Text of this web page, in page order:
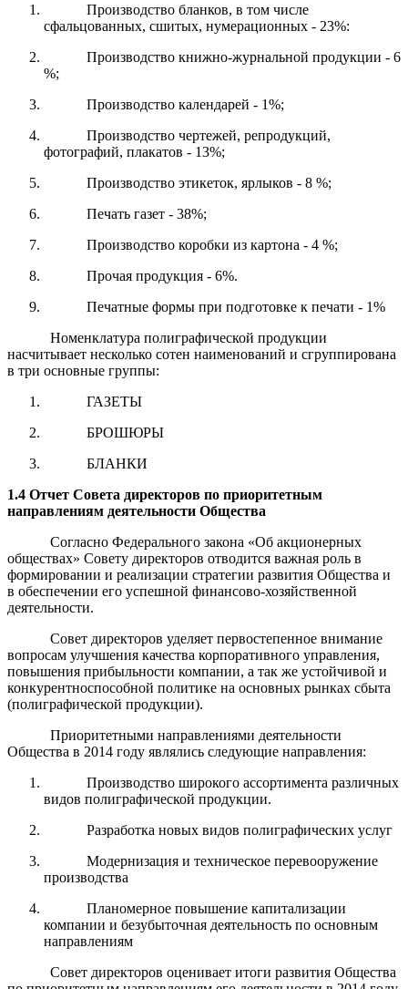
Производство бланков, в том числе
сфальцованных, сшитых, нумерационных - 23%:
Производство книжно-журнальной продукции - 6
%;
Производство календарей - 1%;
Производство чертежей, репродукций,
фотографий, плакатов - 13%;
Производство этикеток, ярлыков - 8 %;
Печать газет - 38%;
Производство коробки из картона - 4 %;
Прочая продукция - 6%.
Печатные формы при подготовке к печати - 1%
Номенклатура полиграфической продукции
насчитывает несколько сотен наименований и сгруппирована
в три основные группы:
ГАЗЕТЫ
БРОШЮРЫ
БЛАНКИ
1.4 Отчет Совета директоров по приоритетным
направлениям деятельности Общества
Согласно Федерального закона «Об акционерных
обществах» Совету директоров отводится важная роль в
формировании и реализации стратегии развития Общества и
в обеспечении его успешной финансово-хозяйственной
деятельности.
Совет директоров уделяет первостепенное внимание
вопросам улучшения качества корпоративного управления,
повышения прибыльности компании, а так же устойчивой и
конкурентноспособной политике на основных рынках сбыта
(полиграфической продукции).
Приоритетными направлениями деятельности
Общества в 2014 году являлись следующие направления:
Производство широкого ассортимента различных
видов полиграфической продукции.
Разработка новых видов полиграфических услуг
Модернизация и техническое перевооружение
производства
Планомерное повышение капитализации
компании и безубыточная деятельность по основным
направлениям
Совет директоров оценивает итоги развития Общества